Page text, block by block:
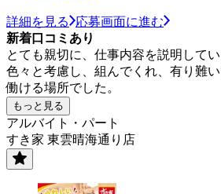
詳細を見る
応募画面に進む
新着口コミあり
とても親切に、仕事内容を説明して
色々と考慮し、組んでくれ、有り難
働ける場所でした。
もっと見る
アルバイト・パート
すき家 東雲晴海通り店